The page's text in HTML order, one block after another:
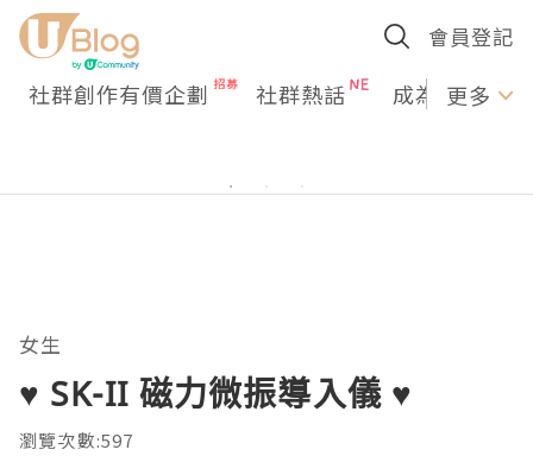
會員登記
社群創作有價企劃 社群熱話 成為U更多
女生
♥ SK-II 磁力微振導入儀 ♥
瀏覽次數:597